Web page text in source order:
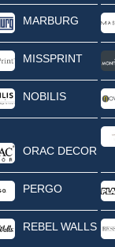
MARBURG
MISSPRINT
NOBILIS
ORAC DECOR
PERGO
REBEL WALLS